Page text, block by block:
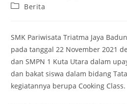
Berita
SMK Pariwisata Triatma Jaya
pada tanggal 22 November 2021
dan SMPN 1 Kuta Utara dalam
dan bakat siswa dalam bidang
kegiatannya berupa Cooking Class.